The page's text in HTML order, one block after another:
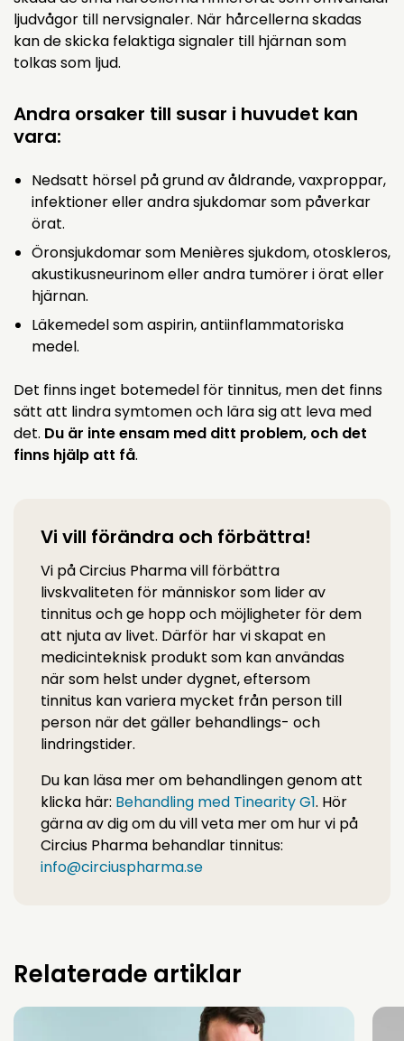
ljudvågor till nervsignaler. När hårcellerna skadas
kan de skicka felaktiga signaler till hjärnan som
tolkas som ljud.
Andra orsaker till susar i huvudet kan
vara:
Nedsatt hörsel på grund av åldrande, vaxproppar,
infektioner eller andra sjukdomar som påverkar
örat.
Öronsjukdomar som Menières sjukdom, otoskleros,
akustikusneurinom eller andra tumörer i örat eller
hjärnan.
Läkemedel som aspirin, antiinflammatoriska
medel.
Det finns inget botemedel för tinnitus, men det finns
sätt att lindra symtomen och lära sig att leva med
det. Du är inte ensam med ditt problem, och det
finns hjälp att få.
Vi vill förändra och förbättra!
Vi på Circius Pharma vill förbättra
livskvaliteten för människor som lider av
tinnitus och ge hopp och möjligheter för dem
att njuta av livet. Därför har vi skapat en
medicinteknisk produkt som kan användas
när som helst under dygnet, eftersom
tinnitus kan variera mycket från person till
person när det gäller behandlings- och
lindringstider.
Du kan läsa mer om behandlingen genom att
klicka här: Behandling med Tinearity G1. Hör
gärna av dig om du vill veta mer om hur vi på
Circius Pharma behandlar tinnitus:
info@circiuspharma.se
Relaterade artiklar